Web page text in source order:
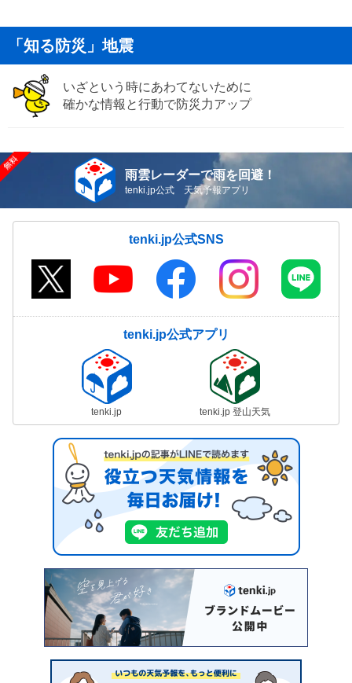
「知る防災」地震
いざという時にあわてないために
確かな情報と行動で防災力アップ
雨雲レーダーで雨を回避！
tenki.jp公式 天気予報アプリ
tenki.jp公式SNS
tenki.jp公式アプリ
tenki.jp tenki.jp 登山天気